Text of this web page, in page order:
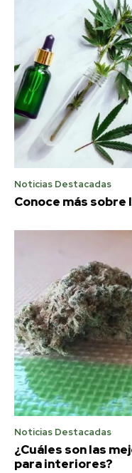
Noticias Destacadas
Conoce más sobre
Noticias Destacadas
¿Cuáles son las
para interiores?